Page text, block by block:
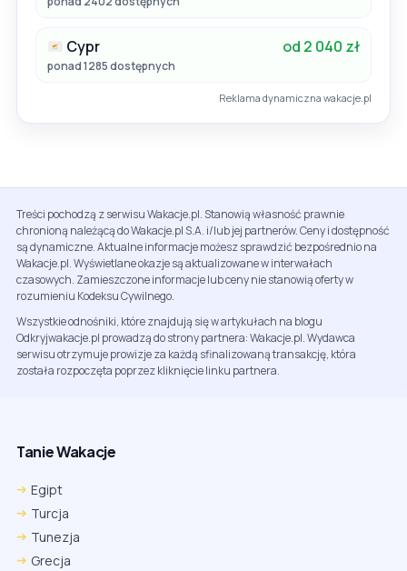
Cypr od 2 040 zł
ponad 1285 dostępnych
Reklama dynamiczna wakacje.pl
Treści pochodzą z serwisu Wakacje.pl. Stanowią własność prawnie
chronioną należącą do Wakacje.pl S.A. i/lub jej partnerów. Ceny i dostępność
są dynamiczne. Aktualne informacje możesz sprawdzić bezpośrednio na
Wakacje.pl. Wyświetlane okazje są aktualizowane w interwałach
czasowych. Zamieszczone informacje lub ceny nie stanowią oferty w
rozumieniu Kodeksu Cywilnego.
Wszystkie odnośniki, które znajdują się w artykułach na blogu
Odkryjwakacje.pl prowadzą do strony partnera: Wakacje.pl. Wydawca
serwisu otrzymuje prowizje za każdą sfinalizowaną transakcję, która
została rozpoczęta poprzez kliknięcie linku partnera.
Tanie Wakacje
Egipt
Turcja
Tunezja
Grecja